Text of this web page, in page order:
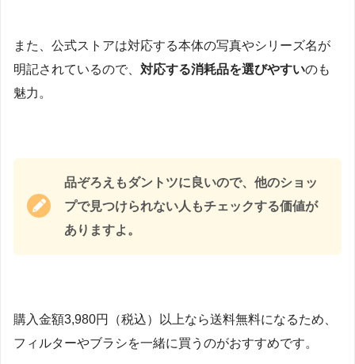
また、公式ストアは対応する本体の写真やシリーズ名が
明記されているので、 対応する消耗品を選びやすいのも
魅力。
品ぞろえもダントツに良いので、他のショッ
プで見つけられない人もチェックする価値が
ありますよ。
購入金額3,980円（税込）以上なら送料無料になるため、
フィルターやブラシを一緒に買うのがおすすめです。